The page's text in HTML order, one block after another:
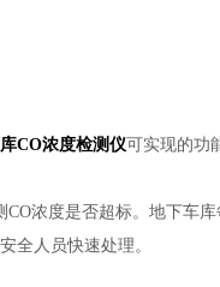
CO浓度检测仪可实现的功
CO浓度是否超标。地下车
全人员快速处理。